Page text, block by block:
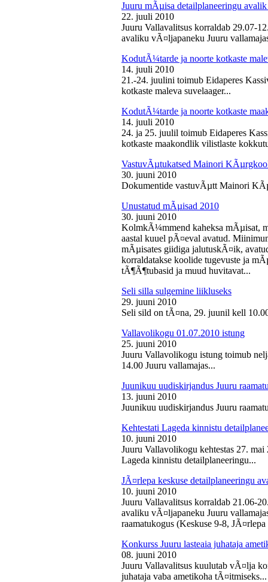
Juuru mÃµisa detailplaneeringu
22. juuli 2010
Juuru Vallavalitsus korraldab 29.07-
avaliku vÃ¤ljapaneku Juuru
KodutÃ¼tarde ja noorte kotkaste
14. juuli 2010
21.-24. juulini toimub Eidaperes
kotkaste maleva suvelaager...
KodutÃ¼tarde ja noorte kotkaste
14. juuli 2010
24. ja 25. juulil toimub Eidaperes
kotkaste maakondlik vilistlaste
VastuvÃµtukatsed Mainori
30. juuni 2010
Dokumentide vastuvÃµtt Mainori
Unustatud mÃµisad 2010
30. juuni 2010
KolmkÃ¼mmend kaheksa mÃµisat,
aastal kuuel pÃ¤eval avatud.
mÃµisates giidiga jalutuskÃ¤ik,
korraldatakse koolide tugevuste ja
tÃ¶Ã¶tubasid ja muud huvitavat...
Seli silla sulgemine liikluseks
29. juuni 2010
Seli sild on tÃ¤na, 29. juunil kell
Vallavolikogu 01.07.2010 istung
25. juuni 2010
Juuru Vallavolikogu istung toimub
14.00 Juuru vallamajas...
Juunikuu uudiskirjandus Juuru
13. juuni 2010
Juunikuu uudiskirjandus Juuru
Kehtestati Lageda kinnistu
10. juuni 2010
Juuru Vallavolikogu kehtestas 27.
Lageda kinnistu detailplaneeringu...
JÃ¤rlepa keskuse detailplaneeringu
10. juuni 2010
Juuru Vallavalitsus korraldab 21.06-
avaliku vÃ¤ljapaneku Juuru
raamatukogus (Keskuse 9-8,
Konkurss Juuru lasteaia juhataja
08. juuni 2010
Juuru Vallavalitsus kuulutab vÃ¤lja
juhataja vaba ametikoha tÃ¤itmiseks...